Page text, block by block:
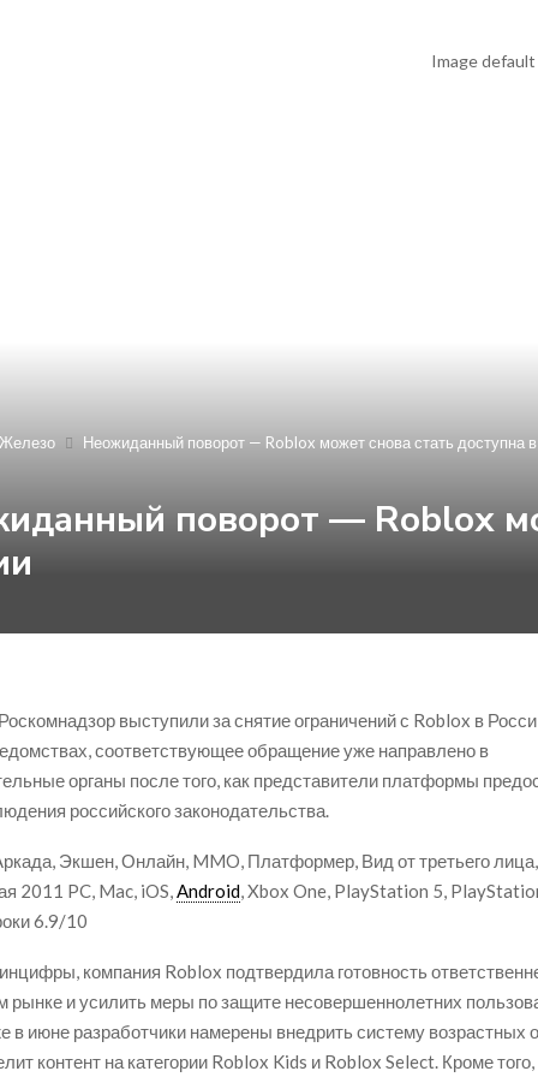
Железо Неожиданный поворот — Roblox может снова стать доступна
поворот — Roblox
выступили за снятие ограничений с Roblox в
соответствующее обращение уже направлено в
органы после того, как представители платформы
российского законодательства.
Экшен, Онлайн, MMO, Платформер, Вид от третьего
2011 PC, Mac, iOS, Android , Xbox One, PlayStation 5,
6.9/10
компания Roblox подтвердила готовность
рынке и усилить меры по защите несовершеннолетних
в июне разработчики намерены внедрить систему возрастных
контент на категории Roblox Kids и Roblox Select. Кроме